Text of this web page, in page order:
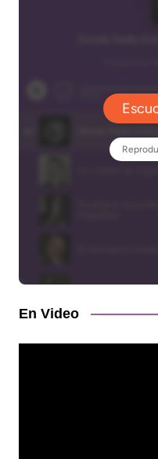
En Video